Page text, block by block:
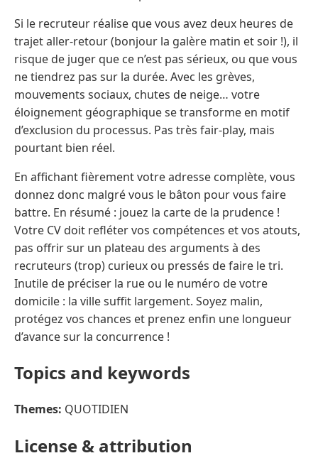
Si le recruteur réalise que vous avez deux heures de
trajet aller-retour (bonjour la galère matin et soir !), il
risque de juger que ce n’est pas sérieux, ou que vous
ne tiendrez pas sur la durée. Avec les grèves,
mouvements sociaux, chutes de neige… votre
éloignement géographique se transforme en motif
d’exclusion du processus. Pas très fair-play, mais
pourtant bien réel.
En affichant fièrement votre adresse complète, vous
donnez donc malgré vous le bâton pour vous faire
battre. En résumé : jouez la carte de la prudence !
Votre CV doit refléter vos compétences et vos atouts,
pas offrir sur un plateau des arguments à des
recruteurs (trop) curieux ou pressés de faire le tri.
Inutile de préciser la rue ou le numéro de votre
domicile : la ville suffit largement. Soyez malin,
protégez vos chances et prenez enfin une longueur
d’avance sur la concurrence !
Topics and keywords
Themes: QUOTIDIEN
License & attribution